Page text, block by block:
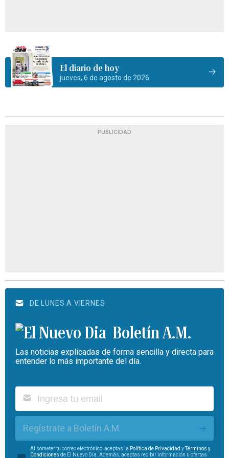
El diario de hoy
jueves, 6 de agosto de 2026
PUBLICIDAD
DE LUNES A VIERNES
Boletín A.M.
Las noticias explicadas de forma sencilla y directa para
entender lo más importante del día.
Regístrate a Boletín A.M.
Al someter tu correo electrónico, aceptas la Política de Privacidad yTérminos y
Condiciones de El Nuevo Día. Además, aceptas recibir información u ofertas